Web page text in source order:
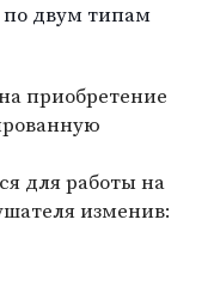
по двум типам
приобретение
для работы на
изменив: